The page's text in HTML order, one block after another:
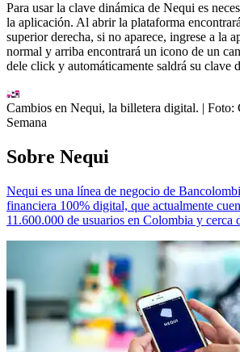
Para usar la clave dinámica de Nequi es
la aplicación. Al abrir la plataforma
superior derecha, si no aparece, ingrese a la
normal y arriba encontrará un icono de un
dele click y automáticamente saldrá su clave
Cambios en Nequi, la billetera digital. | Foto:
Semana
Sobre Nequi
Nequi es una línea de negocio de
financiera 100% digital, que actualmente
11.600.000 de usuarios en Colombia y cerca